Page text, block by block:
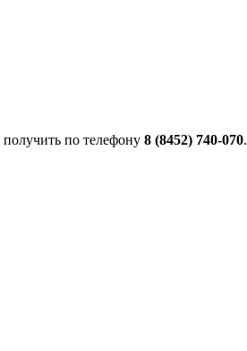
по телефону 8 (8452) 740-070.